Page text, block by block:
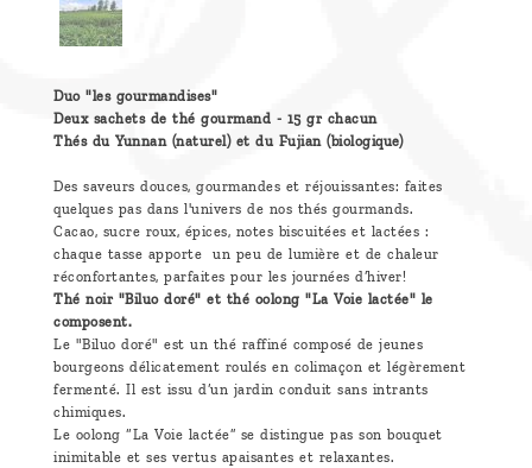
Duo "les gourmandises"
Deux sachets de thé gourmand - 15 gr chacun
Thés du Yunnan (naturel) et du Fujian (biologique)
Des saveurs douces, gourmandes et réjouissantes: faites
quelques pas dans l'univers de nos thés gourmands.
Cacao, sucre roux, épices, notes biscuitées et lactées :
chaque tasse apporte un peu de lumière et de chaleur
réconfortantes, parfaites pour les journées d’hiver!
Thé noir "Biluo doré" et thé oolong "La Voie lactée" le
composent.
Le "Biluo doré" est un thé raffiné composé de jeunes
bourgeons délicatement roulés en colimaçon et légèrement
fermenté. Il est issu d’un jardin conduit sans intrants
chimiques.
Le oolong “La Voie lactée” se distingue pas son bouquet
inimitable et ses vertus apaisantes et relaxantes.